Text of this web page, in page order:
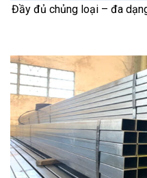
Đầy đủ chủng loại – đa